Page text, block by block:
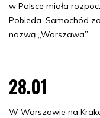
w Polsce miała
Pobieda. Samochód
nazwą „Warszawa”.
28.01
W Warszawie na